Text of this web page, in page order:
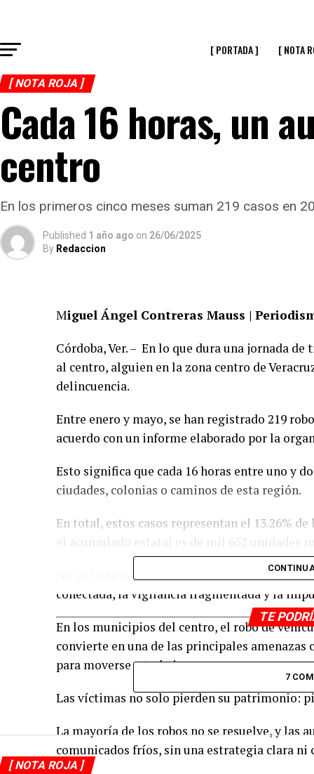
[ PORTADA ] [ NOTA
[ NOTA ROJA ]
Cada 16 horas, un
centro
En los primeros cinco meses suman 219 casos en
Published 1 año ago on 26/06/2025
By Redaccion
Miguel Ángel Contreras Mauss |
Córdoba, Ver. – En lo que dura una jornada
al centro, alguien en la zona centro de
delincuencia.
Entre enero y mayo, se han registrado 219
acuerdo con un informe elaborado por la
Esto significa que cada 16 horas entre uno y
ciudades, colonias o caminos de esta región.
En total, estos casos representan el 13.26%
No se trata de hechos aislados. Es un patrón
conectada, la vigilancia fragmentada y la
En los municipios del centro, el robo de
convierte en una de las principales
para moverse o trabajar.
Las víctimas no solo pierden su patrimonio:
La mayoría de los robos no se resuelve, y las
comunicados fríos, sin una estrategia clara
TE
7
[ NOTA ROJA ]